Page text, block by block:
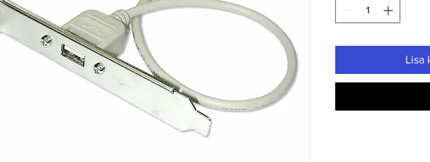
Lisa